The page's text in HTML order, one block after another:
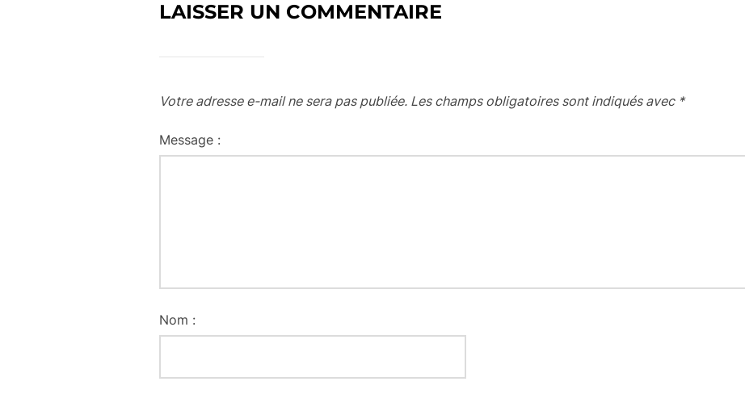
LAISSER UN COMMENTAIRE
Votre adresse e-mail ne sera pas publiée. Les champs obligatoires sont indiqués avec *
Message :
Nom :